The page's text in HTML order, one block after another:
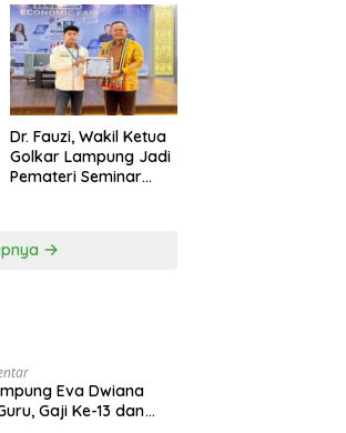
Dr. Fauzi, Wakil Ketua
Golkar Lampung Jadi
Pemateri Seminar
Kebangsaan
Eva Dwiana
Gaji Ke-13 dan